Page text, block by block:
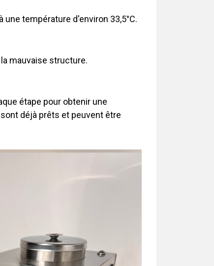
température d'environ 33,5°C.
mauvaise structure.
étape pour obtenir une
déjà prêts et peuvent être